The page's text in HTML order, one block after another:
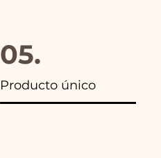
05.
Producto único